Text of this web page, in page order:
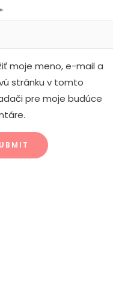
moje meno, e-mail a
stránku v tomto
pre moje budúce